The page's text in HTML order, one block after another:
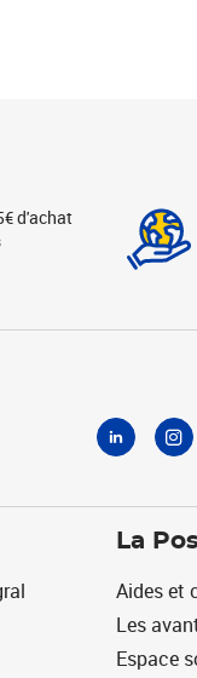
d'achat
La
Aides et
Les
Espace